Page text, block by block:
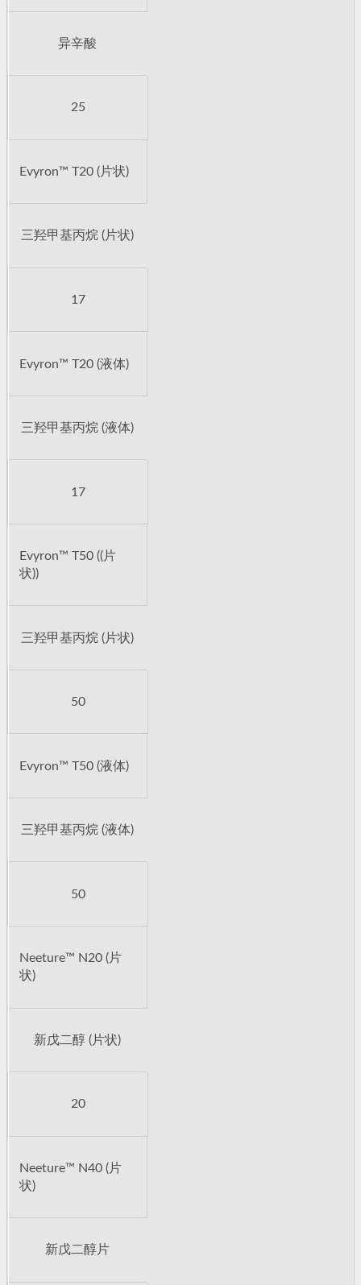
异辛酸
25
Evyron™ T20 (片状)
三羟甲基丙烷 (片状)
17
Evyron™ T20 (液体)
三羟甲基丙烷 (液体)
17
Evyron™ T50 ((片
状))
三羟甲基丙烷 (片状)
50
Evyron™ T50 (液体)
三羟甲基丙烷 (液体)
50
Neeture™ N20 (片
状)
新戊二醇 (片状)
20
Neeture™ N40 (片
状)
新戊二醇片